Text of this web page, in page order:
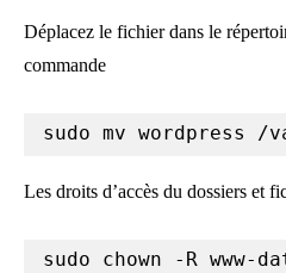
Déplacez le fichier dans le
commande
sudo mv wordpress /
Les droits d’accès du dossiers et
sudo chown -R www-